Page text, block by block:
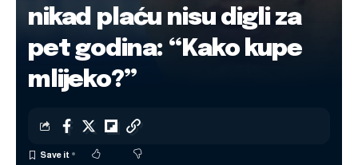
nikad plaću nisu digli za
pet godina: “Kako kupe
mlijeko?”